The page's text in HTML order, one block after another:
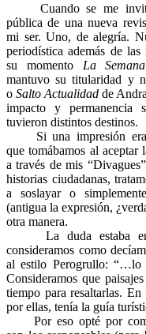
Cuando se me invitó
pública de una nueva
mi ser. Uno, de alegría.
periodística además de
su momento La Semana
mantuvo su titularidad y
o Salto Actualidad de
impacto y permanencia
tuvieron distintos destinos.
Si una impresión era
que tomábamos al
a través de mis
historias ciudadanas,
a soslayar o
(antigua la expresión,
otra manera.
La duda estaba en
consideramos como
al estilo Perogrullo: “…lo
Consideramos que
tiempo para resaltarlas.
por ellas, tenía la guía
Por eso opté por